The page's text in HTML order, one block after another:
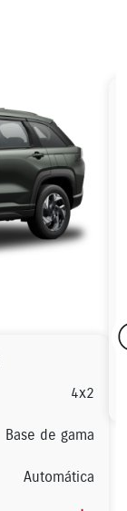
4x2
Base de gama
Automática